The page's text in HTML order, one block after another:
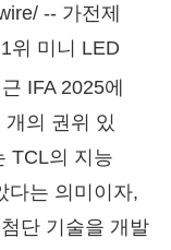
-- 가전제
위 미니 LED
IFA 2025에
의 권위 있
TCL의 지능
다는 의미이자,
단 기술을 개발